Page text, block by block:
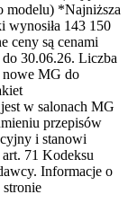
modelu) *Najniższa
wynosiła 143 150
ceny są cenami
30.06.26. Liczba
nowe MG do
w salonach MG
przepisów
i stanowi
71 Kodeksu
Informacje o